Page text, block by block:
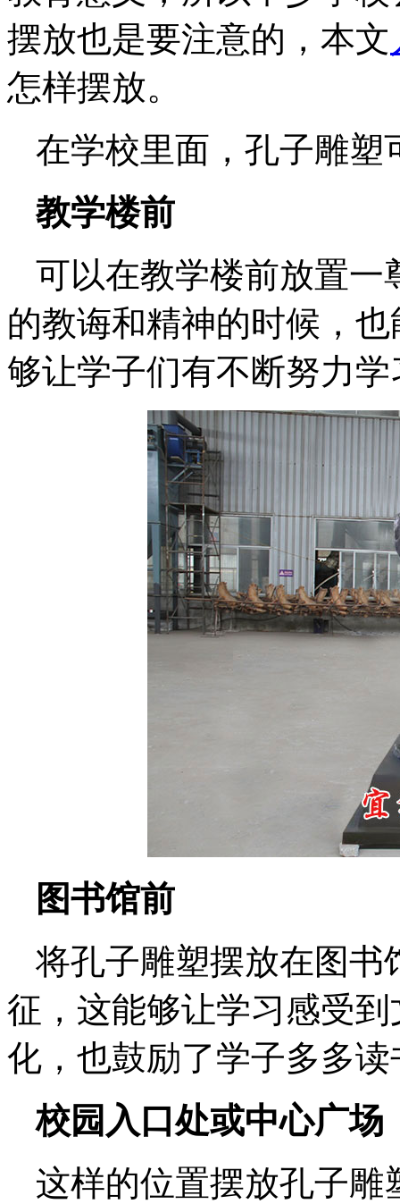
摆放也是要注意的，本文
怎样摆放。
在学校里面，孔子雕塑
教学楼前‌
可以在教学楼前放置一
的教诲和精神的时候，
够让学子们有不断努力
图书馆前
将孔子雕塑摆放在图书
征，这能够让学习感受
化，也鼓励了学子多多
校园入口处或中心广场
这样的位置摆放孔子雕